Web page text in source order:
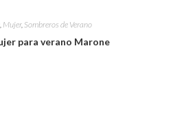
, Mujer, Sombreros de Verano
para verano Marone